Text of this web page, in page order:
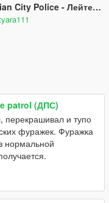
Police - Лейтенант старшой ППС
patrol (ДПС)
перекрашивал и тупо
фуражек. Фуражка
нормальной